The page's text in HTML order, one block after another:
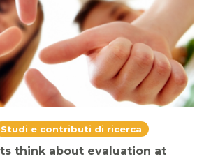
Studi e contributi di ricerca
think about evaluation at